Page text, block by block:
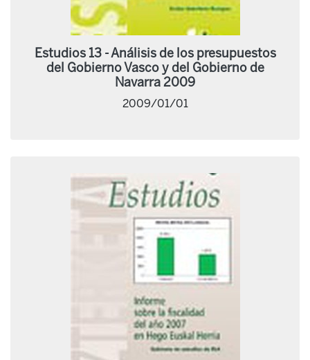
Estudios 13 - Análisis de los presupuestos
del Gobierno Vasco y del Gobierno de
Navarra 2009
2009/01/01